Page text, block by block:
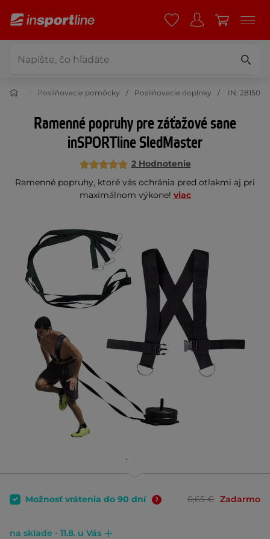
Posilňovacie pomôcky Posilňovacie doplnky IN: 28150
Ramenné popruhy pre záťažové sane
inSPORTline SledMaster
2 Hodnotenie
Ramenné popruhy, ktoré vás ochránia pred otlakmi aj pri
maximálnom výkone! viac
Možnosť vrátenia do 90 dní 0,65 € Zadarmo
na sklade - 11.8. u Vás